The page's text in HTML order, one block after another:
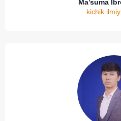
Ma’suma
kichik